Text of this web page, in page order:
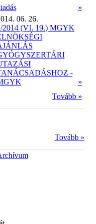
»
06. 26.
2014 (VI. 19.) MGYK
-
»
Tovább »
Tovább »